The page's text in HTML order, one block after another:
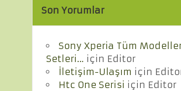
Son Yorumlar
Sony Xperia Tüm
Setleri… için Editor
İletişim-Ulaşım için
Htc One Serisi için Editor